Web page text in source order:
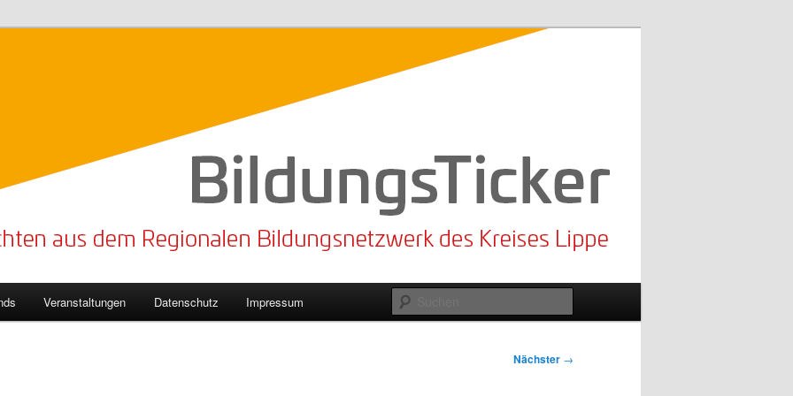
Veranstaltungen Datenschutz Impressum
Nächster →